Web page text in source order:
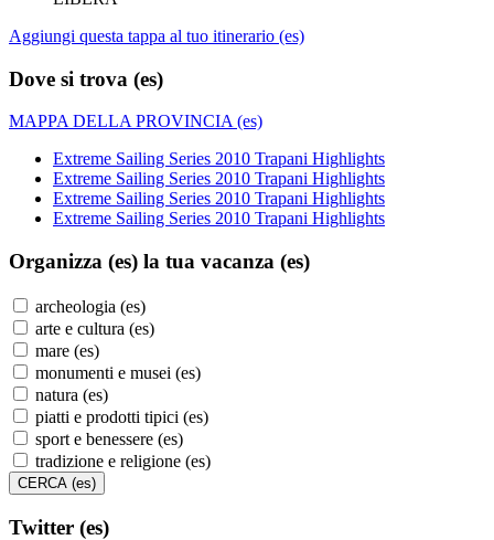
Aggiungi questa tappa al tuo itinerario (es)
Dove si trova (es)
MAPPA DELLA PROVINCIA (es)
Extreme Sailing Series 2010 Trapani Highlights
Extreme Sailing Series 2010 Trapani Highlights
Extreme Sailing Series 2010 Trapani Highlights
Extreme Sailing Series 2010 Trapani Highlights
Organizza (es) la tua vacanza (es)
archeologia (es)
arte e cultura (es)
mare (es)
monumenti e musei (es)
natura (es)
piatti e prodotti tipici (es)
sport e benessere (es)
tradizione e religione (es)
Twitter (es)